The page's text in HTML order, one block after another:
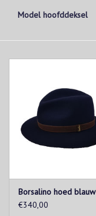
Model hoofddeksel
Borsalino hoed blauw
€340,00